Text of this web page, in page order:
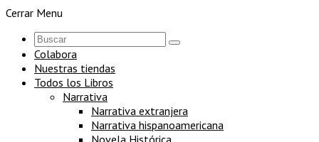
Cerrar Menu
Colabora
Nuestras tiendas
Todos los Libros
Narrativa
Narrativa extranjera
Narrativa hispanoamericana
Novela Histórica